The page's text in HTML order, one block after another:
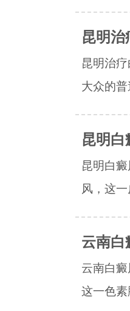
昆明治
昆明治
大众的
昆明白
昆明白
风，这
云南白
云南白
这一色